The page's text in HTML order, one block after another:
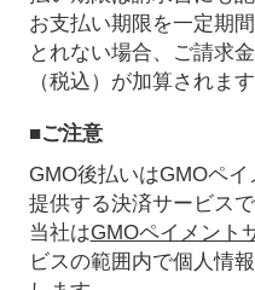
お支払い期限を一定期
とれない場合、ご請求
（税込）が加算されま
■ご注意
GMO後払いはGMOペ
提供する決済サービスで
当社はGMOペイメント
ビスの範囲内で個人情